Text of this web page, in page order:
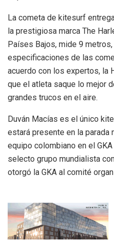
La cometa de kitesurf
la prestigiosa marca The
Países Bajos, mide 9
especificaciones de las
acuerdo con los expertos, la
que el atleta saque lo mejor
grandes trucos en el aire.
Duván Macías es el único
estará presente en la parada
equipo colombiano en el
selecto grupo mundialista
otorgó la GKA al comité